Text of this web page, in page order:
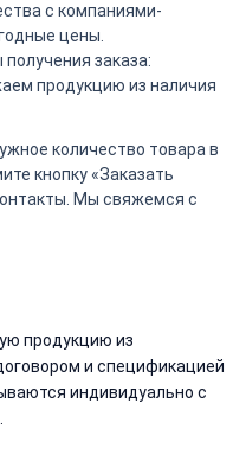
с компаниями-
цены.
заказа:
продукцию из наличия
количество товара в
кнопку «Заказать
Мы свяжемся с
продукцию из
и спецификацией
индивидуально с